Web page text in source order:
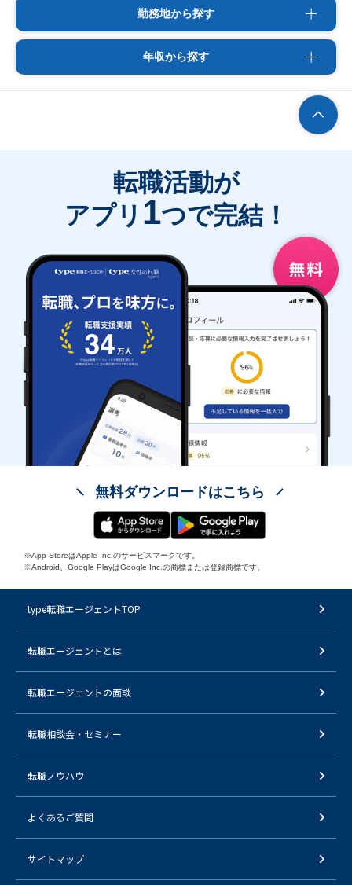
勤務地から探す
年収から探す
転職活動が
アプリ 1つで完結！
無料ダウンロードはこちら
※App StoreはApple Inc.のサービスマークです。
※Android、Google PlayはGoogle Inc.の商標または登録商標です。
type転職エージェントTOP
転職エージェントとは
転職エージェントの面談
転職相談会・セミナー
転職ノウハウ
よくあるご質問
サイトマップ